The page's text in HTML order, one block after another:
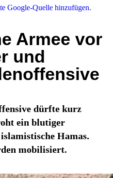
Google-Quelle hinzufügen.
Armee vor
und
dürfte kurz
ein blutiger
Hamas.
mobilisiert.